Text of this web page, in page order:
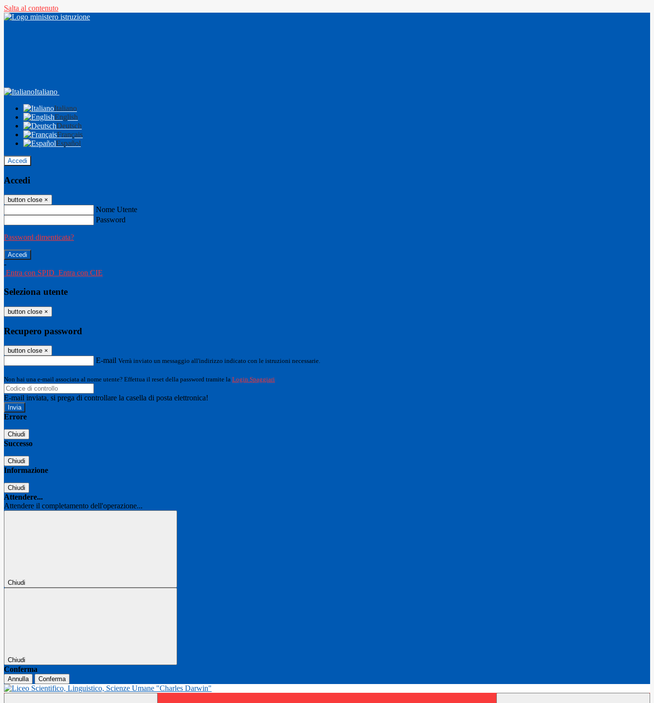
Salta al contenuto
Italiano
Italiano
English
Deutsch
Français
Español
Accedi
Accedi
button close ×
Nome Utente
Password
Password dimenticata?
-
Entra con SPID Entra con CIE
Seleziona utente
button close ×
Recupero password
button close ×
E-mail Verrà inviato un messaggio all'indirizzo indicato con le istruzioni necessarie.
Non hai una e-mail associata al nome utente? Effettua il reset della password tramite la Login Spaggiari
E-mail inviata, si prega di controllare la casella di posta elettronica!
Errore
Chiudi
Successo
Chiudi
Informazione
Chiudi
Attendere...
Attendere il completamento dell'operazione...
Chiudi
Chiudi
Conferma
Annulla Conferma